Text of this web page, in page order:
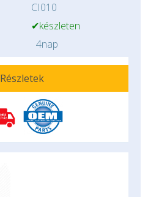
CI010
✔készleten
4nap
Részletek